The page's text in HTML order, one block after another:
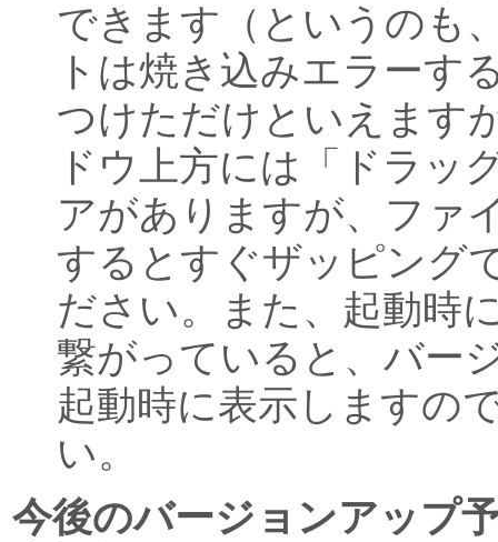
できます（というのも
トは焼き込みエラーす
つけただけといえます
ドウ上方には「ドラッ
アがありますが、ファ
するとすぐザッピング
ださい。また、起動時
繋がっていると、バー
起動時に表示しますの
い。
今後のバージョンアップ